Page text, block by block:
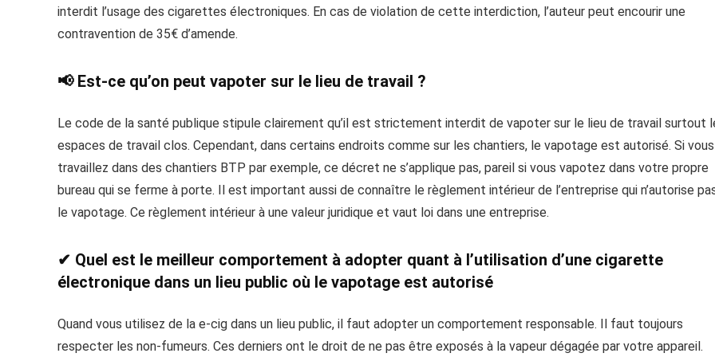
interdit l’usage des cigarettes électroniques. En cas de violation de cette interdiction, l’auteur peut encourir une
contravention de 35€ d’amende.
📢 Est-ce qu’on peut vapoter sur le lieu de travail ?
Le code de la santé publique stipule clairement qu’il est strictement interdit de vapoter sur le lieu de travail surtout
espaces de travail clos. Cependant, dans certains endroits comme sur les chantiers, le vapotage est autorisé. Si vous
travaillez dans des chantiers BTP par exemple, ce décret ne s’applique pas, pareil si vous vapotez dans votre propre
bureau qui se ferme à porte. Il est important aussi de connaître le règlement intérieur de l’entreprise qui n’autorise
le vapotage. Ce règlement intérieur à une valeur juridique et vaut loi dans une entreprise.
✔ Quel est le meilleur comportement à adopter quant à l’utilisation d’une cigarette
électronique dans un lieu public où le vapotage est autorisé
Quand vous utilisez de la e-cig dans un lieu public, il faut adopter un comportement responsable. Il faut toujours
respecter les non-fumeurs. Ces derniers ont le droit de ne pas être exposés à la vapeur dégagée par votre appareil.